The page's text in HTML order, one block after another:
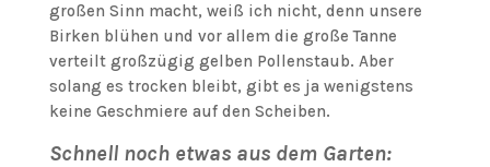
großen Sinn macht, weiß ich nicht, denn unsere
Birken blühen und vor allem die große Tanne
verteilt großzügig gelben Pollenstaub. Aber
solang es trocken bleibt, gibt es ja wenigstens
keine Geschmiere auf den Scheiben.
Schnell noch etwas aus dem Garten: